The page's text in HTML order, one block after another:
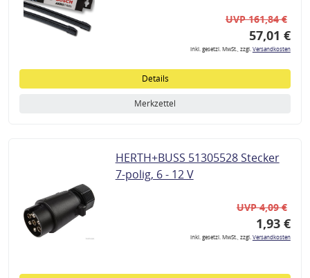
UVP 161,84 €
57,01 €
inkl. gesetzl. MwSt., zzgl.Versandkosten
Details
Merkzettel
HERTH+BUSS 51305528 Stecker
7-polig, 6 - 12 V
UVP 4,09 €
1,93 €
inkl. gesetzl. MwSt., zzgl.Versandkosten